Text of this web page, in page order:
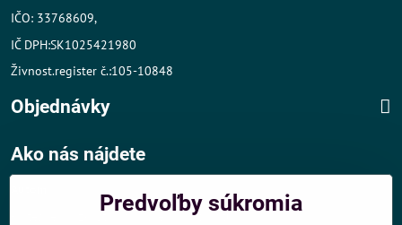
IČO: 33768609,
IČ DPH:SK1025421980
Živnost.register č.:105-10848
Objednávky
Ako nás nájdete
- v tesnej blízkosti diaľničného obchvatu
Predvoľby súkromia